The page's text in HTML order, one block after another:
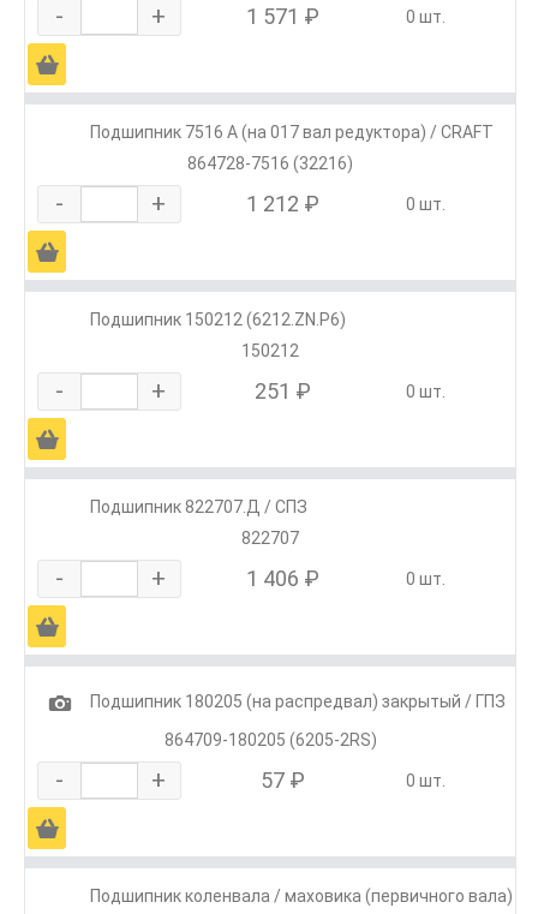
- + 1 571 ₽ 0 шт.
Ä
Подшипник 7516 А (на 017 вал редуктора) / CRAFT
864728-7516 (32216)
- + 1 212 ₽ 0 шт.
Ä
Подшипник 150212 (6212.ZN.P6)
150212
- + 251 ₽ 0 шт.
Ä
Подшипник 822707.Д / СПЗ
822707
- + 1 406 ₽ 0 шт.
Ä
1
Подшипник 180205 (на распредвал) закрытый / ГПЗ
864709-180205 (6205-2RS)
- + 57 ₽ 0 шт.
Ä
Подшипник коленвала / маховика (первичного вала)